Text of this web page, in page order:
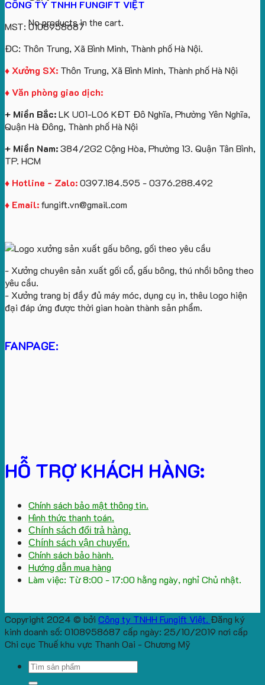
No products in the cart.
CÔNG TY TNHH FUNGIFT VIỆT
MST: 0108958687
ĐC: Thôn Trung, Xã Bình Minh, Thành phố Hà Nội.
♦ Xưởng SX: Thôn Trung, Xã Bình Minh, Thành phố Hà Nội
♦ Văn phòng giao dịch:
+ Miền Bắc:LK U01-L06 KĐT Đô Nghĩa, Phường Yên Nghĩa,
Quận Hà Đông, Thành phố Hà Nội
+ Miền Nam:384/2G2 Cộng Hòa, Phường 13. Quận Tân Bình,
TP. HCM
♦ Hotline - Zalo:0397.184.595 - 0376.288.492
♦ Email:fungift.vn@gmail.com
- Xưởng chuyên sản xuất gối cổ, gấu bông, thú nhồi bông theo
yêu cầu.
- Xưởng trang bị đầy đủ máy móc, dụng cụ in, thêu logo hiện
đại đáp ứng được thời gian hoàn thành sản phẩm.
FANPAGE:
HỖ TRỢ KHÁCH HÀNG:
Chính sách bảo mật thông tin.
Hình thức thanh toán.
Chính sách đổi trả hàng.
Chính sách vận chuyển.
Chính sách bảo hành.
Hướng dẫn mua hàng
Làm việc: Từ 8:00 - 17:00 hằng ngày, nghỉ Chủ nhật.
Copyright 2024 © bởi Công ty TNHH Fungift Việt. Đăng ký
kinh doanh số: 0108958687 cấp ngày: 25/10/2019 nơi cấp
Chi cục Thuế khu vực Thanh Oai - Chương Mỹ
Search